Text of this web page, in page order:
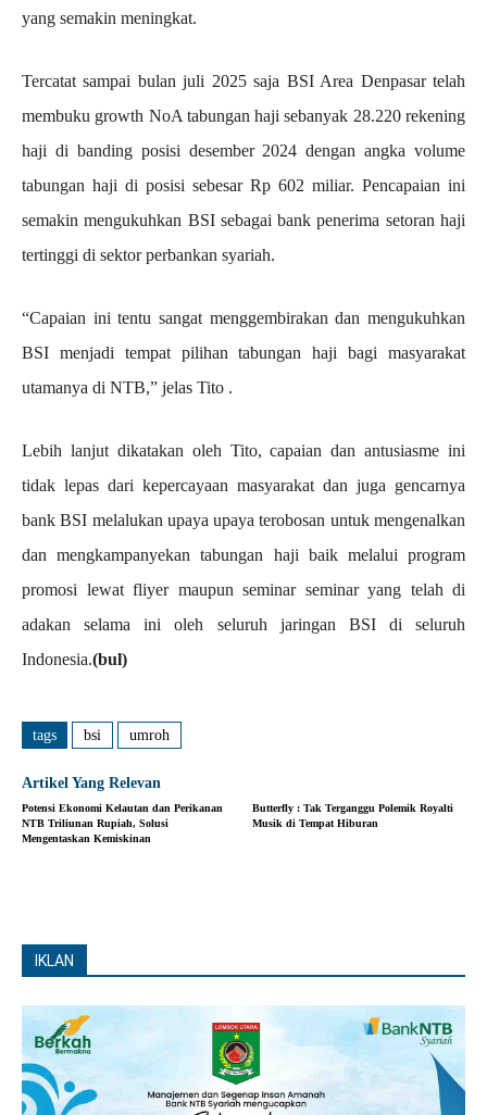
yang semakin meningkat.
Tercatat sampai bulan juli 2025 saja BSI Area Denpasar telah
membuku growth NoA tabungan haji sebanyak 28.220 rekening
haji di banding posisi desember 2024 dengan angka volume
tabungan haji di posisi sebesar Rp 602 miliar. Pencapaian ini
semakin mengukuhkan BSI sebagai bank penerima setoran haji
tertinggi di sektor perbankan syariah.
“Capaian ini tentu sangat menggembirakan dan mengukuhkan
BSI menjadi tempat pilihan tabungan haji bagi masyarakat
utamanya di NTB,” jelas Tito .
Lebih lanjut dikatakan oleh Tito, capaian dan antusiasme ini
tidak lepas dari kepercayaan masyarakat dan juga gencarnya
bank BSI melalukan upaya upaya terobosan untuk mengenalkan
dan mengkampanyekan tabungan haji baik melalui program
promosi lewat fliyer maupun seminar seminar yang telah di
adakan selama ini oleh seluruh jaringan BSI di seluruh
Indonesia.(bul)
tags bsi umroh
Artikel Yang Relevan
Potensi Ekonomi Kelautan dan Perikanan
NTB Triliunan Rupiah, Solusi
Mengentaskan Kemiskinan
Butterfly : Tak Terganggu Polemik Royalti
Musik di Tempat Hiburan
IKLAN